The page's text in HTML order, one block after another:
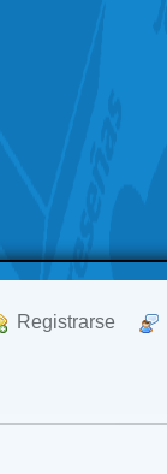
Registrarse